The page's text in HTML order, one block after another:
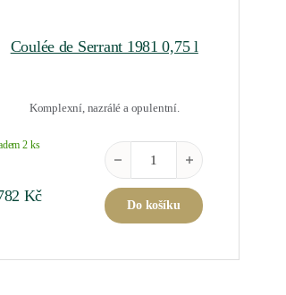
2021 0,75 l množství
Coulée de Serrant 1981 0,75 l
Komplexní, nazrálé a opulentní.
2 ks
Kč
Coulée de Serrant 1981 0,75 l
Do košíku